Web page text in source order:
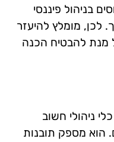
בניהול פיננסי
לכן, מומלץ להיעזר
מנת להבטיח הכנה
ניהולי חשוב
הוא מספק תובנות